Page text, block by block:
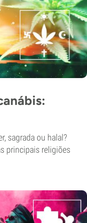
sagrada ou halal?
principais religiões